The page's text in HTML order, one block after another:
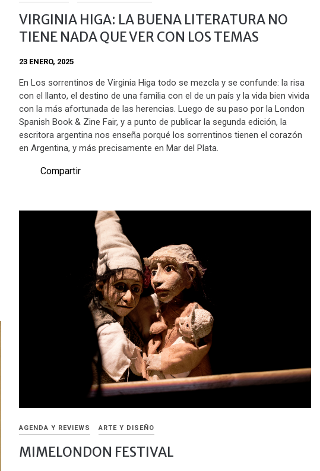
VIRGINIA HIGA: LA BUENA LITERATURA NO
TIENE NADA QUE VER CON LOS TEMAS
23 ENERO, 2025
En Los sorrentinos de Virginia Higa todo se mezcla y se confunde: la risa
con el llanto, el destino de una familia con el de un país y la vida bien vivida
con la más afortunada de las herencias. Luego de su paso por la London
Spanish Book & Zine Fair, y a punto de publicar la segunda edición, la
escritora argentina nos enseña porqué los sorrentinos tienen el corazón
en Argentina, y más precisamente en Mar del Plata.
Compartir
AGENDA Y REVIEWS ARTE Y DISEÑO
MIMELONDON FESTIVAL